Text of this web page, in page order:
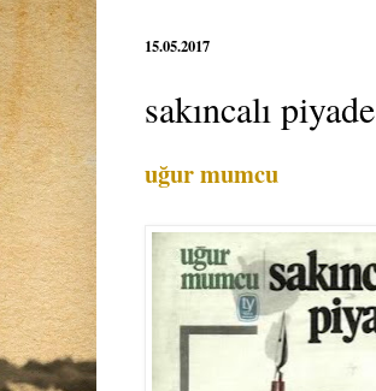
15.05.2017
sakıncalı piyade
uğur mumcu